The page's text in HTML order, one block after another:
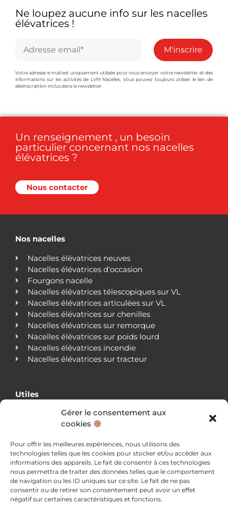
Gérer le consentement aux
cookies
Pour offrir les meilleures expériences, nous utilisons des
technologies telles que les cookies pour stocker et/ou accéder aux
informations des appareils. Le fait de consentir à ces technologies
nous permettra de traiter des données telles que le comportement
de navigation ou les ID uniques sur ce site. Le fait de ne pas
consentir ou de retirer son consentement peut avoir un effet
négatif sur certaines caractéristiques et fonctions.
Ne loupez aucune info sur les nacelles
élévatrices !
Votre adresse e-mail est uniquement utilisée pour vous envoyer notre newsletter et des
informations sur les activités de LVM Nacelles. Vous pouvez toujours utiliser le lien de
désinscription inclus dans la newsletter.
Un renseignement , un besoin
particulier concernant nos nacelles
élévatrices ?
Nous contacter
Nos nacelles
Nacelles élévatrices neuves
Nacelles élévatrices d'occasion
Fourgons nacelle
Nacelles élévatrices télescopiques sur VL
Nacelles élévatrices articulées sur VL
Nacelles élévatrices sur chenilles
Nacelles élévatrices sur remorque
Nacelles élévatrices sur poids lourd
Nacelles élévatrices incendie
Nacelles élévatrices sur tracteur
Utiles
Qui sommes-nous ?
Nos agences
Actualités
Blog
Nous contacter
Mentions légales
Politique de confidentialité